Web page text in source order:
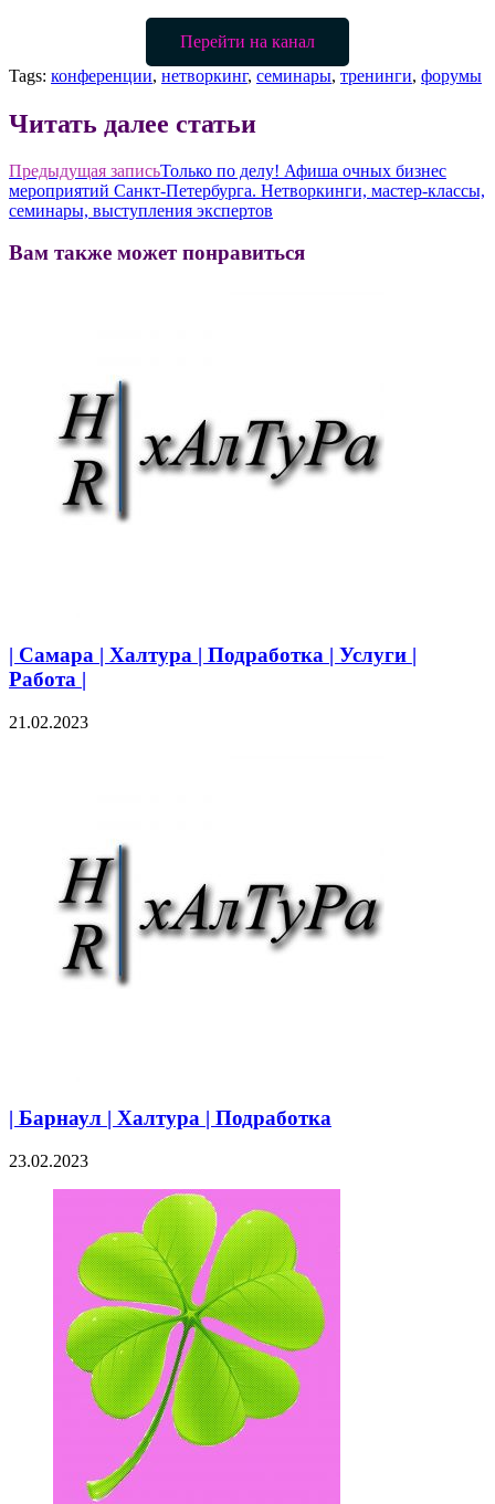
Перейти на канал
Tags: конференции, нетворкинг, семинары, тренинги, форумы
Читать далее статьи
Предыдущая записьТолько по делу! Афиша очных бизнес
мероприятий Санкт-Петербурга. Нетворкинги, мастер-классы,
семинары, выступления экспертов
Вам также может понравиться
| Самара | Халтура | Подработка | Услуги |
Работа |
21.02.2023
| Барнаул | Халтура | Подработка
23.02.2023